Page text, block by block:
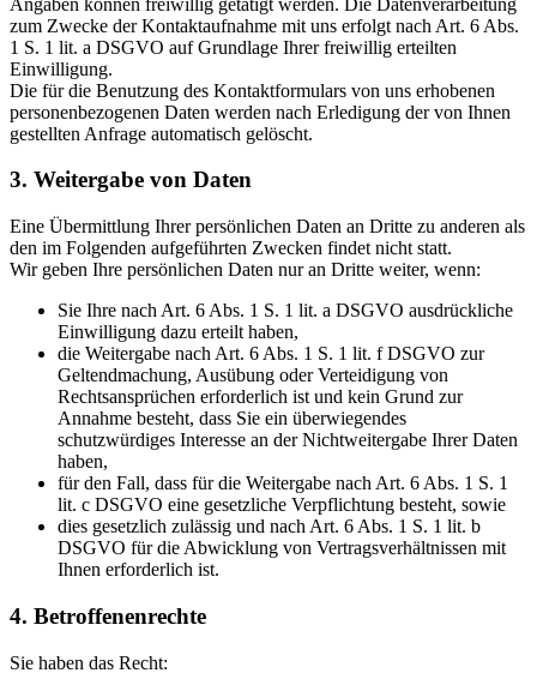
zum Zwecke der Kontaktaufnahme mit uns erfolgt nach Art. 6 Abs.
1 S. 1 lit. a DSGVO auf Grundlage Ihrer freiwillig erteilten
Einwilligung.
Die für die Benutzung des Kontaktformulars von uns erhobenen
personenbezogenen Daten werden nach Erledigung der von Ihnen
gestellten Anfrage automatisch gelöscht.
3. Weitergabe von Daten
Eine Übermittlung Ihrer persönlichen Daten an Dritte zu anderen als
den im Folgenden aufgeführten Zwecken findet nicht statt.
Wir geben Ihre persönlichen Daten nur an Dritte weiter, wenn:
Sie Ihre nach Art. 6 Abs. 1 S. 1 lit. a DSGVO ausdrückliche
Einwilligung dazu erteilt haben,
die Weitergabe nach Art. 6 Abs. 1 S. 1 lit. f DSGVO zur
Geltendmachung, Ausübung oder Verteidigung von
Rechtsansprüchen erforderlich ist und kein Grund zur
Annahme besteht, dass Sie ein überwiegendes
schutzwürdiges Interesse an der Nichtweitergabe Ihrer Daten
haben,
für den Fall, dass für die Weitergabe nach Art. 6 Abs. 1 S. 1
lit. c DSGVO eine gesetzliche Verpflichtung besteht, sowie
dies gesetzlich zulässig und nach Art. 6 Abs. 1 S. 1 lit. b
DSGVO für die Abwicklung von Vertragsverhältnissen mit
Ihnen erforderlich ist.
4. Betroffenenrechte
Sie haben das Recht: